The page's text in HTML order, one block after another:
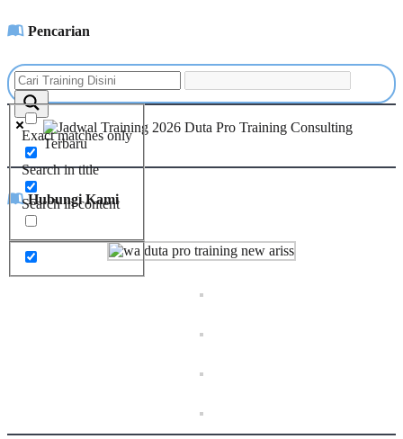
Pencarian
Exact matches only
Search in title
Search in content
Hubungi Kami